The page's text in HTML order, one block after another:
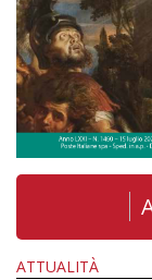
ATTUALITÀ